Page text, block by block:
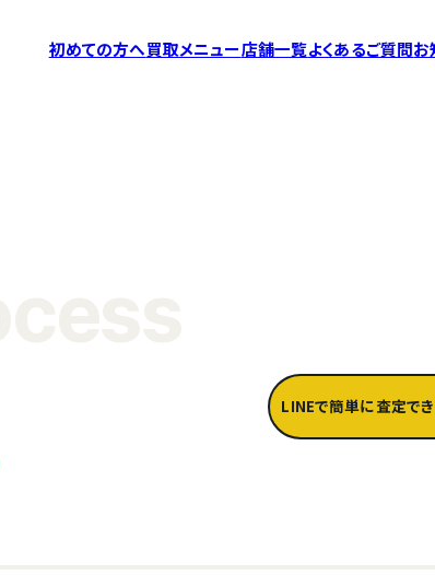
初めての方へ買取メニュー店舗一覧よくあるご質問お
LINEで簡単に査定でき